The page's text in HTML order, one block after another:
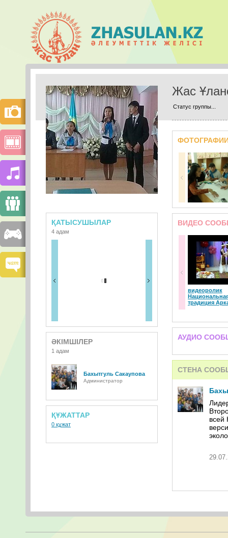
Жас
Статус группы...
ҚАТЫСУШЫЛАР
4 адам
ӘКІМШІЛЕР
1 адам
Бахытгуль Сакаупова
Администратор
ҚҰЖАТТАР
0 құжат
ВИДЕО
видеоролик
традиция
АУДИО
СТЕНА
всей